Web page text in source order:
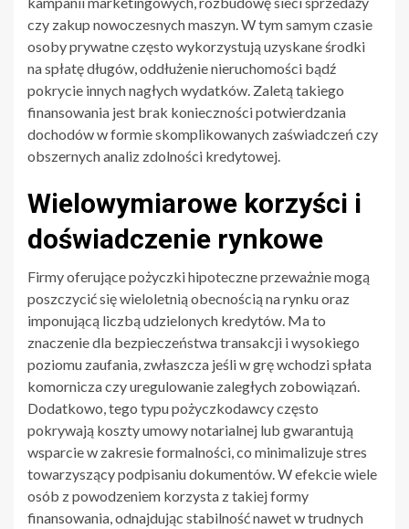
czy zakup nowoczesnych maszyn. W tym samym czasie
osoby prywatne często wykorzystują uzyskane środki
na spłatę długów, oddłużenie nieruchomości bądź
pokrycie innych nagłych wydatków. Zaletą takiego
finansowania jest brak konieczności potwierdzania
dochodów w formie skomplikowanych zaświadczeń czy
obszernych analiz zdolności kredytowej.
Wielowymiarowe korzyści i
doświadczenie rynkowe
Firmy oferujące pożyczki hipoteczne przeważnie mogą
poszczycić się wieloletnią obecnością na rynku oraz
imponującą liczbą udzielonych kredytów. Ma to
znaczenie dla bezpieczeństwa transakcji i wysokiego
poziomu zaufania, zwłaszcza jeśli w grę wchodzi spłata
komornicza czy uregulowanie zaległych zobowiązań.
Dodatkowo, tego typu pożyczkodawcy często
pokrywają koszty umowy notarialnej lub gwarantują
wsparcie w zakresie formalności, co minimalizuje stres
towarzyszący podpisaniu dokumentów. W efekcie wiele
osób z powodzeniem korzysta z takiej formy
finansowania, odnajdując stabilność nawet w trudnych